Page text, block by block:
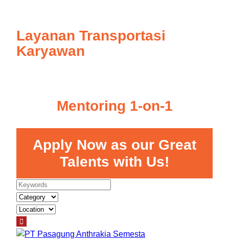
Layanan Transportasi
Karyawan
Mentoring 1-on-1
Apply Now as our Great
Talents with Us!
K
e
y
w
o